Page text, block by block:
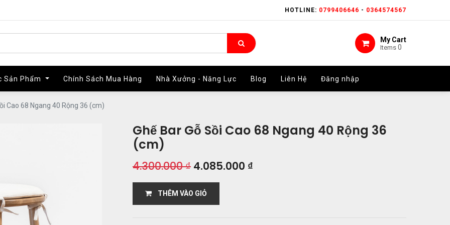
HOTLINE: 0799406646 - 0364574567
My Cart
Items 0
Sản Phẩm Chính Sách Mua Hàng Nhà Xưởng - Năng Lực Blog Liên Hệ Đăng nhập
HOTLINE: 0799406646 - 0364574567
My Cart
Items 0
Sản Phẩm Chính Sách Mua Hàng Nhà Xưởng - Năng Lực Blog Liên Hệ Đăng nhập
Cao 68 Ngang 40 Rộng 36 (cm)
Ghế Bar Gỗ Sồi Cao 68 Ngang 40 Rộng 36
(cm)
4.300.000₫ 4.085.000 ₫
THÊM VÀO GIỎ